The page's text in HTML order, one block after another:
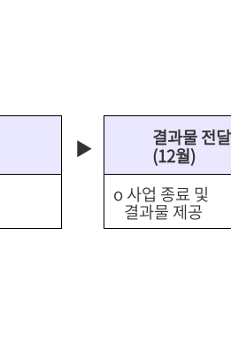
▶ 결과물 전달
(12월)
o 사업 종료 및
결과물 제공